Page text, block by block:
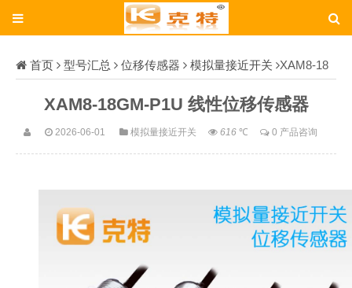
首页 型号汇总 位移传感器 模拟量接近开关 XAM8-18
XAM8-18GM-P1U 线性位移传感器
2026-06-01 模拟量接近开关 616℃ 0 产品咨询